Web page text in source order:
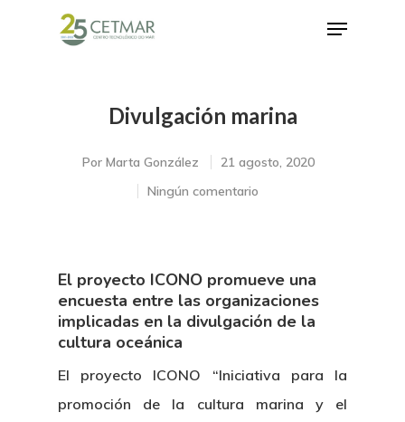
Hit enter to search or ESC to close
Divulgación marina
Por Marta González
21 agosto, 2020
Ningún comentario
El proyecto ICONO promueve una
encuesta entre las organizaciones
implicadas en la divulgación de la
cultura oceánica
El proyecto ICONO “Iniciativa para la
promoción de la cultura marina y el